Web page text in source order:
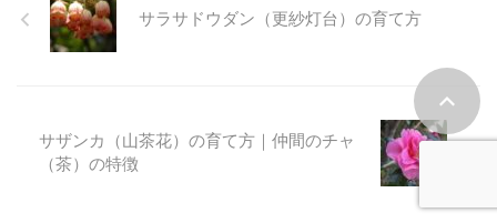
の名前があるようです。 強選
定をすると初夏と秋に花が咲
てやすいようです 上のベニク
ロバナキハギ（紅黒花木萩）
の物を購入しましたが、まだ
磐梯五色沼付近と那須沼原近
辺で写したコマユミの写真を
載せています。 上のコマユミ
（小真弓）は２０１５年１０
月２３日に自宅でで撮影した
ものです。 コマユミ（小真
弓）の特徴 和名 コマユミ（小
サラサドウダン（更紗灯台）の育て方
サザンカ（山茶花）の育て方｜仲間のチャ
（茶）の特徴